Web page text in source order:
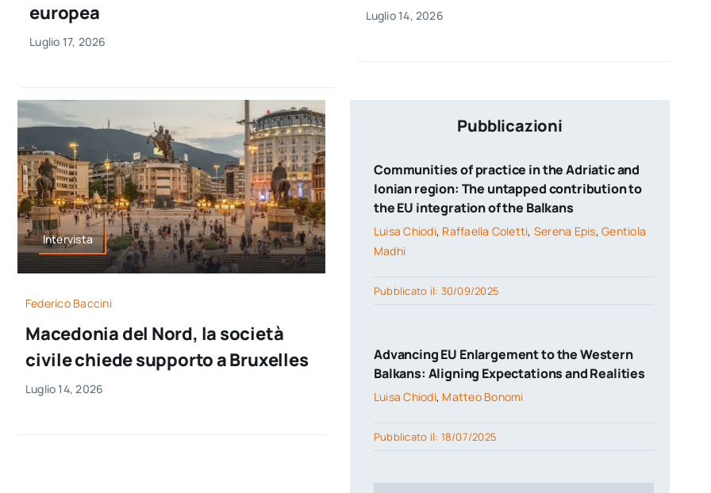
europea
Luglio 17, 2026
Luglio 14, 2026
Intervista
Federico Baccini
Macedonia del Nord, la società
civile chiede supporto a Bruxelles
Luglio 14, 2026
Pubblicazioni
Communities of practice in the Adriatic and
Ionian region: The untapped contribution to
the EU integration of the Balkans
Luisa Chiodi, Raffaella Coletti, Serena Epis,Gentiola
Madhi
Pubblicato il: 30/09/2025
Advancing EU Enlargement to the Western
Balkans: Aligning Expectations and Realities
Luisa Chiodi, Matteo Bonomi
Pubblicato il: 18/07/2025